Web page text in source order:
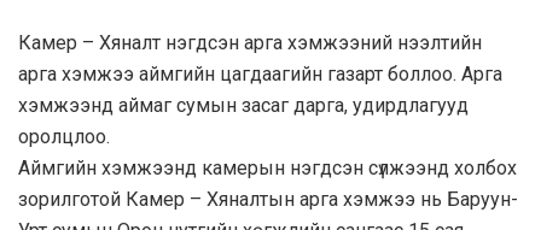
Камер – Хяналт нэгдсэн арга хэмжээний нээлтийн
арга хэмжээ аймгийн цагдаагийн газарт боллоо. Арга
хэмжээнд аймаг сумын засаг дарга, удирдлагууд
оролцлоо.
Аймгийн хэмжээнд камерын нэгдсэн сүлжээнд холбох
зорилготой Камер – Хяналтын арга хэмжээ нь Баруун-